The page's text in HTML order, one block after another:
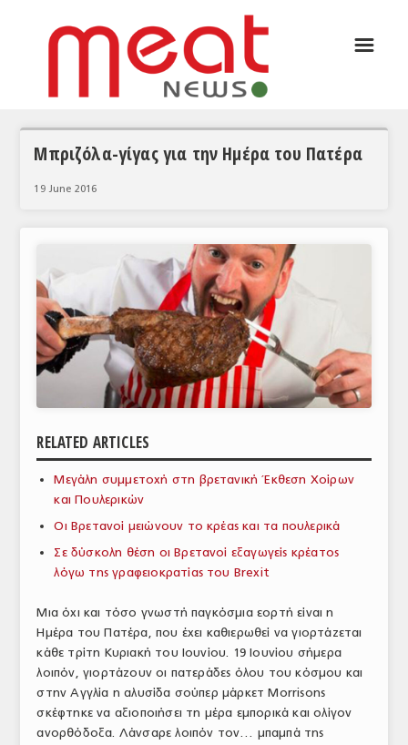
ΚΟΣΜΟΣ
ΕΙΔΗΣΕΙΣ
ΕΥΡΩΠΑΪΚΕΣ ΑΠΟΦΑΣΕΙΣ
ΑΝΑΛΥΣΕΙΣ
ΠΑΡΑΓΩΓΗ & ΕΜΠΟΡΙΑ
ΠΡΩΤΕΣ ΥΛΕΣ
ΕΞΟΠΛΙΣΜΟΣ
ΥΠΗΡΕΣΙΕΣ
ΕΜΠΟΡΙΚΟΙ ΑΝΤΙΠΡΟΣΩΠΟΙ
ΝΟΜΟΘΕΣΙΑ
☰
Μπριζόλα-γίγας για την Ημέρα του Πατέρα
19 June 2016
RELATED ARTICLES
Μεγάλη συμμετοχή στη βρετανική Έκθεση Χοίρων
και Πουλερικών
Οι Βρετανοί μειώνουν το κρέας και τα πουλερικά
Σε δύσκολη θέση οι Βρετανοί εξαγωγείς κρέατος
λόγω της γραφειοκρατίας του Brexit
Μια όχι και τόσο γνωστή παγκόσμια εορτή είναι η
Ημέρα του Πατέρα, που έχει καθιερωθεί να γιορτάζεται
κάθε τρίτη Κυριακή του Ιουνίου. 19 Ιουνίου σήμερα
λοιπόν, γιορτάζουν οι πατεράδες όλου του κόσμου και
στην Αγγλία η αλυσίδα σούπερ μάρκετ Morrisons
σκέφτηκε να αξιοποιήσει τη μέρα εμπορικά και ολίγον
ανορθόδοξα. Λάνσαρε λοιπόν τον… μπαμπά της